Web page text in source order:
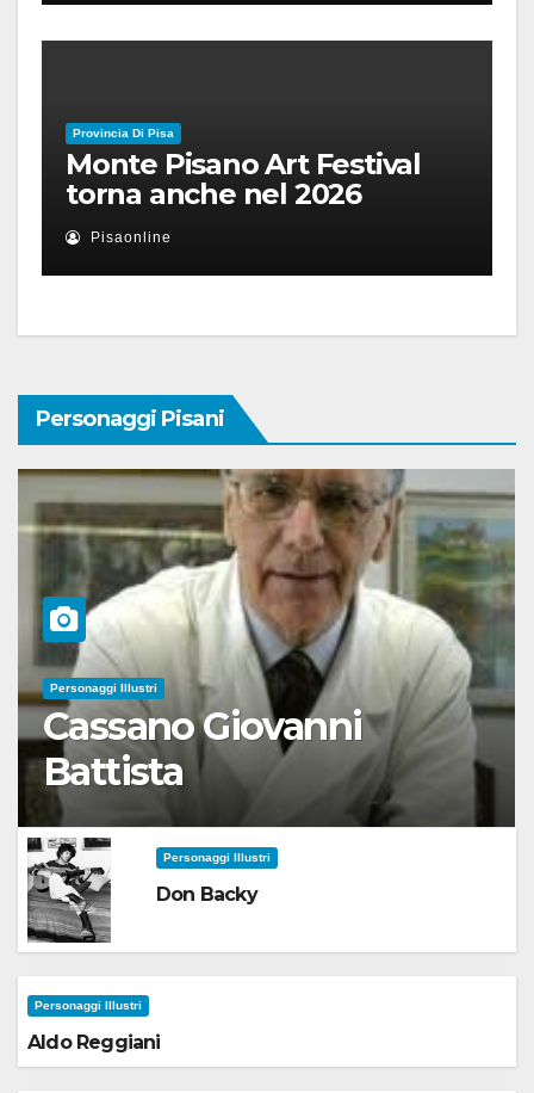
Provincia Di Pisa
Monte Pisano Art Festival
torna anche nel 2026
Pisaonline
Personaggi Pisani
Personaggi Illustri
Cassano Giovanni
Battista
Personaggi Illustri
Don Backy
Personaggi Illustri
Aldo Reggiani